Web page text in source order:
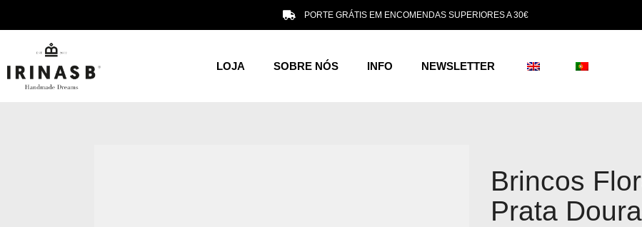
PORTE GRÁTIS EM ENCOMENDAS SUPERIORES A 30€
LOJA SOBRE NÓS INFO NEWSLETTER
Brincos
Prata